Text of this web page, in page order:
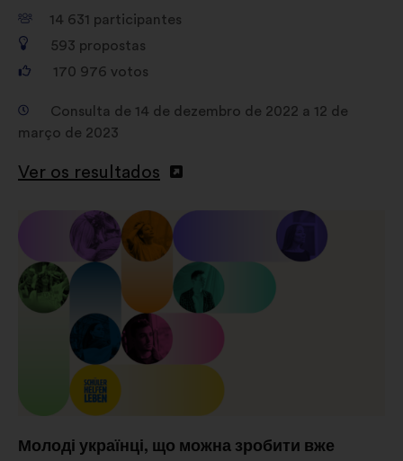
14 631 participantes
593 propostas
170 976 votos
Consulta de 14 de dezembro de 2022 a 12 de
março de 2023
Ver os resultados
Молоді українці, що можна зробити вже
navega no sítio Internet
Estatísticos:
enriquecer a análise das nossas
forma agregada
ajudar a maximizar o nosso